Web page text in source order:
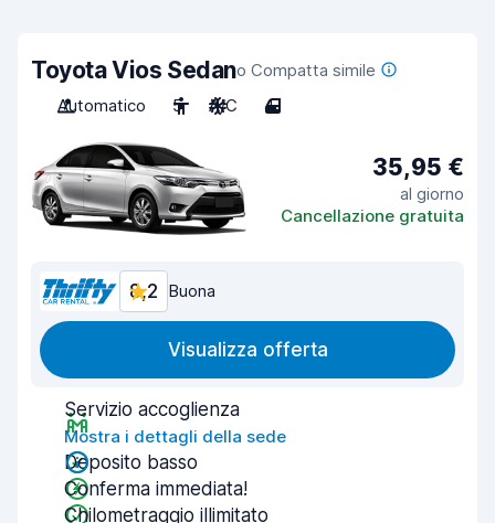
Toyota Vios Sedano Compatta simile
Automatico
5 A/C 4
35,95 €
al giorno
Cancellazione gratuita
8,2 Buona
Visualizza offerta
Servizio accoglienza
Mostra i dettagli della sede
Deposito basso
Conferma immediata!
Chilometraggio illimitato